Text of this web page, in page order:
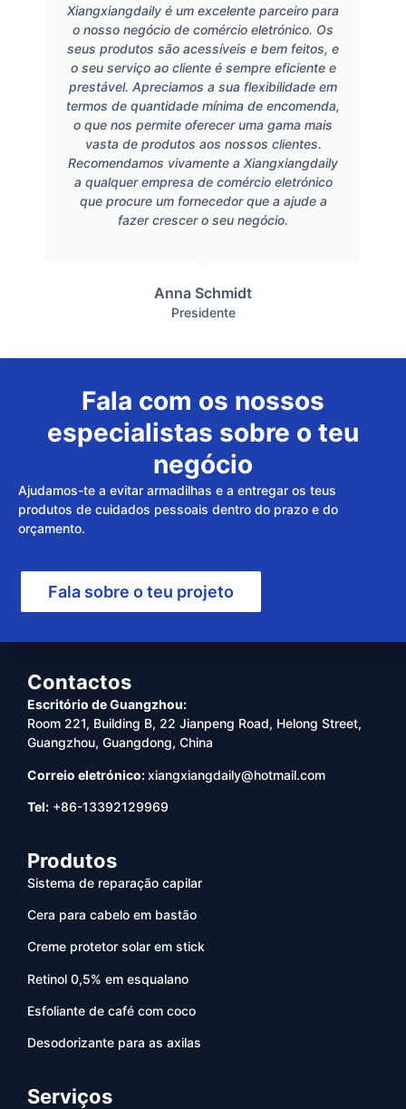
Xiangxiangdaily é um excelente parceiro para
o nosso negócio de comércio eletrónico. Os
seus produtos são acessíveis e bem feitos, e
o seu serviço ao cliente é sempre eficiente e
prestável. Apreciamos a sua flexibilidade em
termos de quantidade mínima de encomenda,
o que nos permite oferecer uma gama mais
vasta de produtos aos nossos clientes.
Recomendamos vivamente a Xiangxiangdaily
a qualquer empresa de comércio eletrónico
que procure um fornecedor que a ajude a
fazer crescer o seu negócio.
Anna Schmidt
Presidente
Fala com os nossos
especialistas sobre o teu
negócio
Ajudamos-te a evitar armadilhas e a entregar os teus
produtos de cuidados pessoais dentro do prazo e do
orçamento.
Fala sobre o teu projeto
Contactos
Escritório de Guangzhou:
Room 221, Building B, 22 Jianpeng Road, Helong Street,
Guangzhou, Guangdong, China
Correio eletrónico:xiangxiangdaily@hotmail.com
Tel: +86-13392129969
Produtos
Sistema de reparação capilar
Cera para cabelo em bastão
Creme protetor solar em stick
Retinol 0,5% em esqualano
Esfoliante de café com coco
Desodorizante para as axilas
Serviços